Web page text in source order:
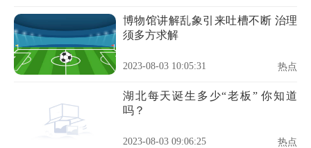
博物馆讲解乱象引来吐槽不断 治理
须多方求解
2023-08-03 10:05:31 热点
湖北每天诞生多少“老板” 你知道
吗？
2023-08-03 09:06:25 热点